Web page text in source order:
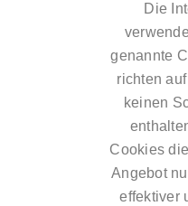
Die
genannte
richten
keinen
Cookies
Angebot
effektiver